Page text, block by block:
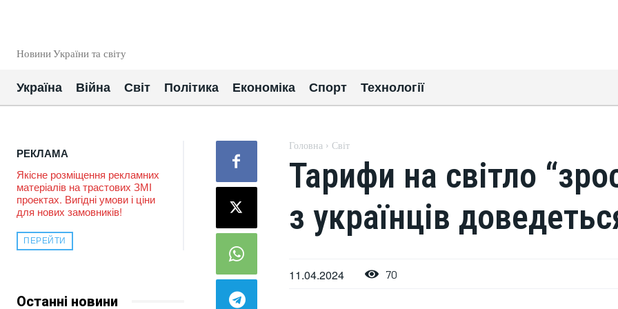
Новини України та світу
Україна Війна Світ Політика Економіка Спорт Технології
РЕКЛАМА
Якісне розміщення рекламних
матеріалів на трастових ЗМІ
проектах. Вигідні умови і ціни
для нових замовників!
ПЕРЕЙТИ
Останні новини
Головна Світ
Тарифи на світло
з українців
11.04.2024 70